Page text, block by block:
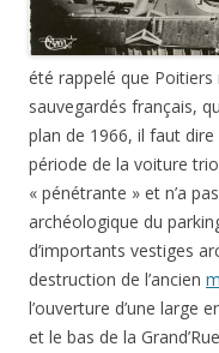
été rappelé que Poitiers
sauvegardés français,
plan de 1966, il faut
période de la voiture
« pénétrante » et n’a
archéologique du
d’importants vestiges
destruction de l’ancien
l’ouverture d’une large
et le bas de la